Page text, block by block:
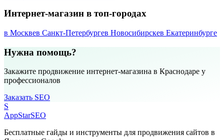
Интернет-магазин в топ-городах
в Москвев Санкт-Петербургев Новосибирскев Екатеринбурге
Нужна помощь?
Закажите продвижение интернет-магазина в Краснодаре у
профессионалов
Заказать SEO
S
AppStarSEO
Бесплатные гайды и инструменты для продвижения сайтов в